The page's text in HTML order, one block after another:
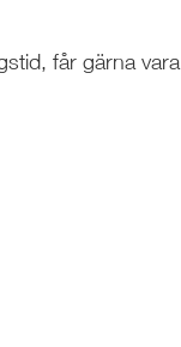
får gärna vara